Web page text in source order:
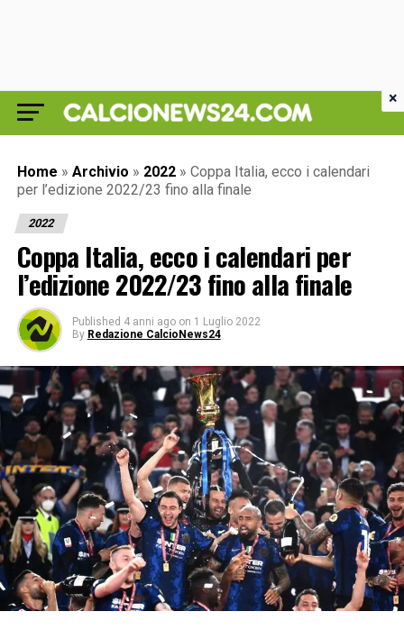
Home » Archivio » 2022 » Coppa Italia, ecco i calendari
per l’edizione 2022/23 fino alla finale
2022
Coppa Italia, ecco i calendari per
l’edizione 2022/23 fino alla finale
Published 4 anni ago on 1 Luglio 2022
By Redazione CalcioNews24
×